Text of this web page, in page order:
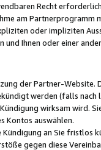
Recht
am Partnerprogramm
oder impliziten
Ihnen oder einer
der Partner-Website.
werden (falls
wirksam wird.
Kontos auswählen.
an Sie fristlos
gegen diese